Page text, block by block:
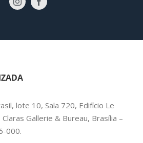
lote 10, Sala 720, Edifício Le
Gallerie & Bureau, Brasília –
000.